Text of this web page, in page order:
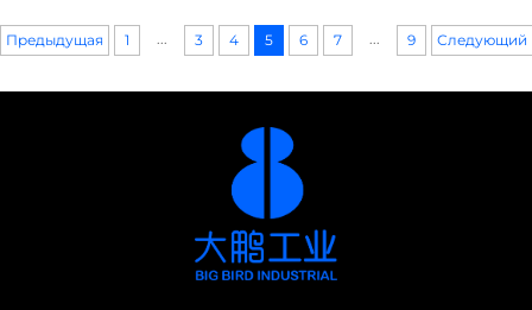
повысьте пропускную способность. Скачайте
Предыдущая 1 ... 3 4 5 6 7 ... 9 Следующий